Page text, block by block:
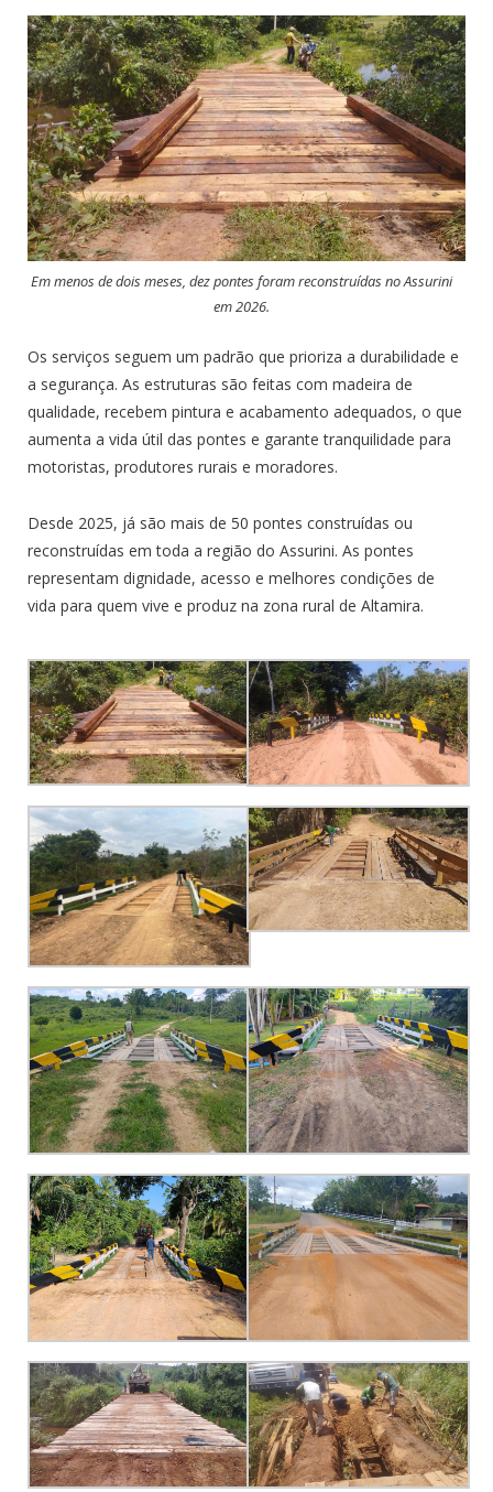
Em menos de dois meses, dez pontes foram reconstruídas no Assurini
em 2026.
Os serviços seguem um padrão que prioriza a durabilidade e
a segurança. As estruturas são feitas com madeira de
qualidade, recebem pintura e acabamento adequados, o que
aumenta a vida útil das pontes e garante tranquilidade para
motoristas, produtores rurais e moradores.
Desde 2025, já são mais de 50 pontes construídas ou
reconstruídas em toda a região do Assurini. As pontes
representam dignidade, acesso e melhores condições de
vida para quem vive e produz na zona rural de Altamira.